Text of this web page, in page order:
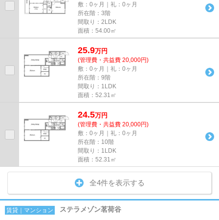
敷：0ヶ月｜礼：0ヶ月
所在階：3階
間取り：2LDK
面積：54.00㎡
25.9万円
(管理費・共益費 20,000円)
敷：0ヶ月｜礼：0ヶ月
所在階：9階
間取り：1LDK
面積：52.31㎡
24.5万円
(管理費・共益費 20,000円)
敷：0ヶ月｜礼：0ヶ月
所在階：10階
間取り：1LDK
面積：52.31㎡
全4件を表示する
賃貸｜マンション ステラメゾン茗荷谷